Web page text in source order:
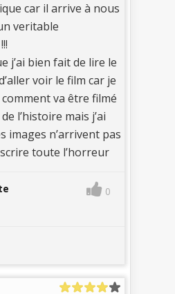
car il arrive à nous
veritable
j’ai bien fait de lire le
voir le film car je
va être filmé
l’histoire mais j’ai
images n’arrivent pas
toute l’horreur
0